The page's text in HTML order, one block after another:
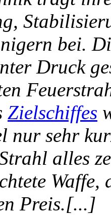
bei.
Druck
Zielschiffes
nur sehr
alles
Waffe,
Preis.[...]